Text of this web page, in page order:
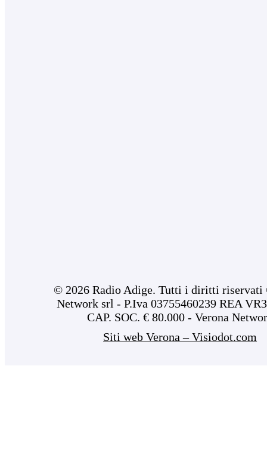
© 2026 Radio Adige. Tutti i diritti riservati
Network srl - P.Iva 03755460239 REA
CAP. SOC. € 80.000 - Verona
Siti web Verona – Visiodot.com